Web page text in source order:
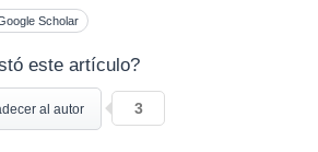
Scholar
este artículo?
al autor 3